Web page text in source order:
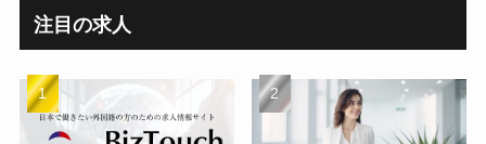
注目の求人